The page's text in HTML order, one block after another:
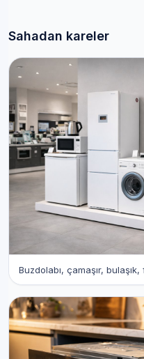
Sahadan kareler
Buzdolabı, çamaşır,